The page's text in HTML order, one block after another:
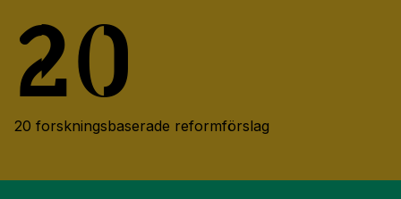
20
20 forskningsbaserade reformförslag